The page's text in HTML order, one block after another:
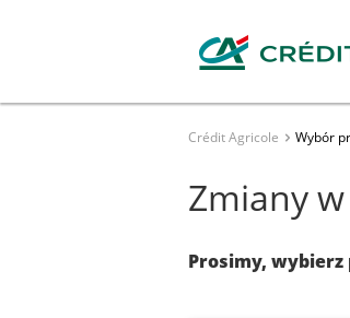
Crédit Agricole Wybór
Zmiany
Prosimy,